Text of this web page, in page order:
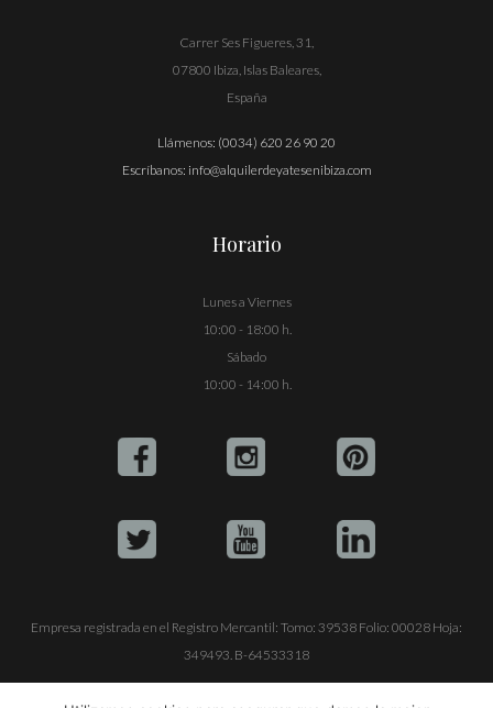
Carrer Ses Figueres, 31,
07800 Ibiza, Islas Baleares,
España
Llámenos: (0034) 620 26 90 20
Escríbanos: info@alquilerdeyatesenibiza.com
Horario
Lunes a Viernes
10:00 - 18:00 h.
Sábado
10:00 - 14:00 h.
Empresa registrada en el Registro Mercantil: Tomo: 39538 Folio: 00028 Hoja:
349493. B-64533318